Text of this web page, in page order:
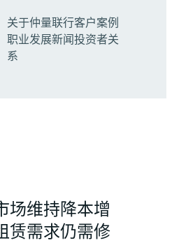
关于仲量联行客户案例
职业发展新闻投资者关
系
场维持降本增
赁需求仍需修